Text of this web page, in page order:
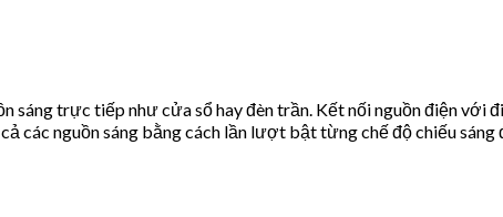
sáng trực tiếp như cửa sổ hay đèn trần. Kết nối nguồn điện với
các nguồn sáng bằng cách lần lượt bật từng chế độ chiếu